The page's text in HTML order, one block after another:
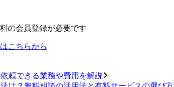
の会員登録が必要です
頼できる業務や費用を解説